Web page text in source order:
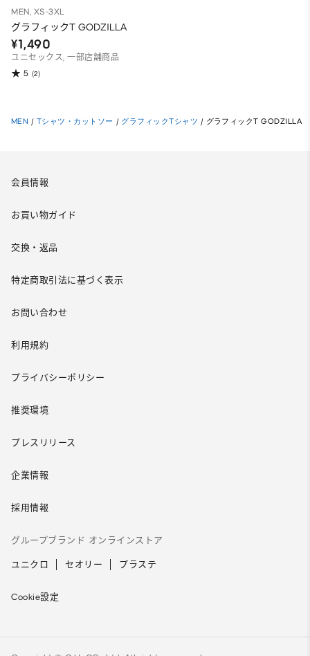
MEN, XS-3XL
グラフィックT GODZILLA
¥1,490
ユニセックス, 一部店舗商品
5 (2)
MEN / Tシャツ・カットソー / グラフィックTシャツ / グラフィックT GODZILLA
会員情報
お買い物ガイド
交換・返品
特定商取引法に基づく表示
お問い合わせ
利用規約
プライバシーポリシー
推奨環境
プレスリリース
企業情報
採用情報
グループブランド オンラインストア
ユニクロ セオリー プラステ
Cookie設定